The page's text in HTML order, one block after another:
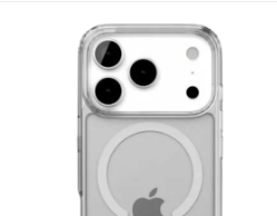
В корзину